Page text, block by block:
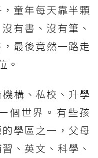
童年每天靠半顆
有書、沒有筆、
最後竟然一路走
。
構、私校、升學
個世界。有些孩
學區之一，父母
、英文、科學、